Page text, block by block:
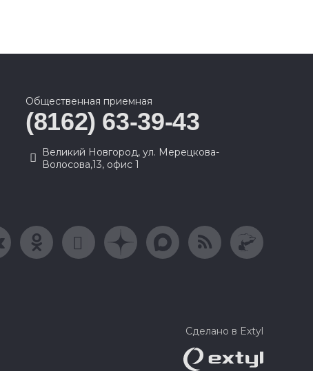
Общественная приемная
(8162) 63-39-43
Великий Новгород, ул. Мерецкова-
Волосова,13, офис 1
Сделано в Extyl